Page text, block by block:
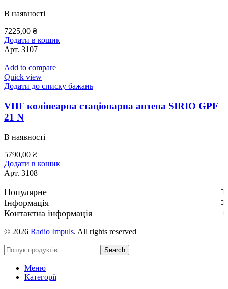
В наявності
7225,00 ₴
Додати в кошик
Арт. 3107
Add to compare
Quick view
Додати до списку бажань
VHF колінеарна стаціонарна антена SIRIO GPF
21 N
В наявності
5790,00 ₴
Додати в кошик
Арт. 3108
Популярне
Інформація
Контактна інформація
© 2026 Radio Impuls. All rights reserved
Search
Меню
Категорії